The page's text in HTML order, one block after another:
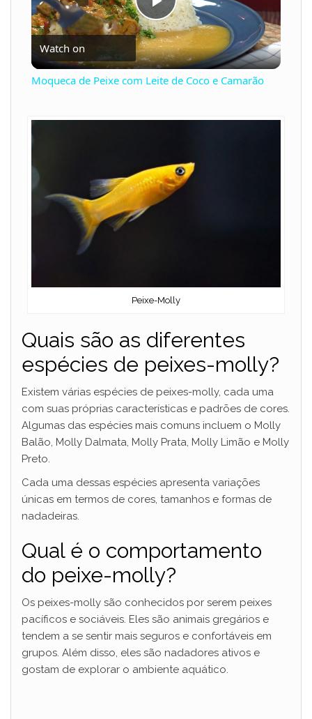
P
l
V
o
Watch on
Moqueca de Peixe com Leite de Coco e Camarão
Peixe-Molly
Quais são as diferentes
espécies de peixes-molly?
Existem várias espécies de peixes-molly, cada uma
com suas próprias características e padrões de cores.
Algumas das espécies mais comuns incluem o Molly
Balão, Molly Dalmata, Molly Prata, Molly Limão e Molly
Preto.
Cada uma dessas espécies apresenta variações
únicas em termos de cores, tamanhos e formas de
nadadeiras.
Qual é o comportamento
do peixe-molly?
Os peixes-molly são conhecidos por serem peixes
pacíficos e sociáveis. Eles são animais gregários e
tendem a se sentir mais seguros e confortáveis em
grupos. Além disso, eles são nadadores ativos e
gostam de explorar o ambiente aquático.